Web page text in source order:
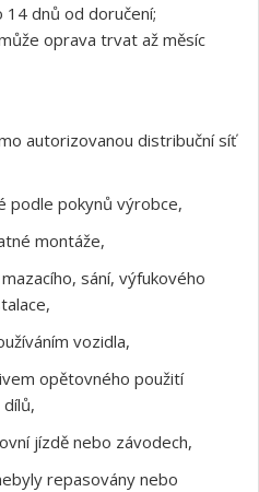
dnů od doručení;
oprava trvat až měsíc
autorizovanou distribuční síť
podle pokynů výrobce,
montáže,
sání, výfukového
vozidla,
opětovného použití
jízdě nebo závodech,
repasovány nebo